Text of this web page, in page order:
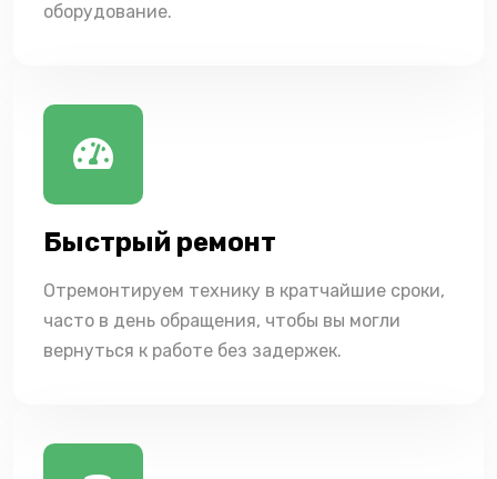
оборудование.
Быстрый ремонт
Отремонтируем технику в кратчайшие сроки,
часто в день обращения, чтобы вы могли
вернуться к работе без задержек.